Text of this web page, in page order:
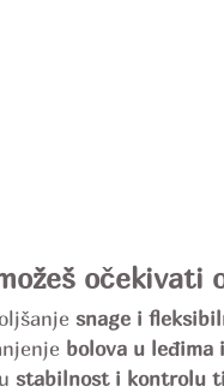
očekivati
snage i
bolova u leđima
stabilnost i kontrolu